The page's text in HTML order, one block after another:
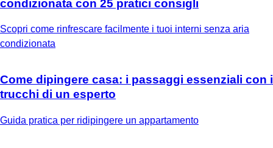
condizionata con 25 pratici consigli
Scopri come rinfrescare facilmente i tuoi interni senza aria
condizionata
Come dipingere casa: i passaggi essenziali con i
trucchi di un esperto
Guida pratica per ridipingere un appartamento